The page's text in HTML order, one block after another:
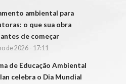
ambiental para
o que sua obra
de começar
de 2026 - 17:11
de Educação Ambiental
celebra o Dia Mundial